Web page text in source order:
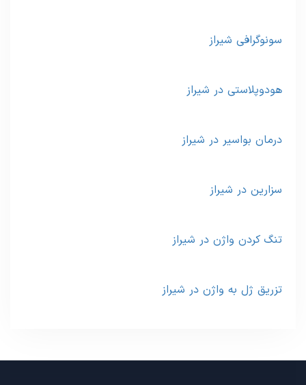
سونوگرافی شیراز
هودوپلاستی در شیراز
درمان بواسیر در شیراز
سزارین در شیراز
تنگ کردن واژن در شیراز
تزریق ژل به واژن در شیراز